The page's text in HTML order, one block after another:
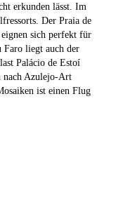
erkunden lässt. Im
Der Praia de
sich perfekt für
Faro liegt auch der
Palácio de Estoí
nach Azulejo-Art
ist einen Flug